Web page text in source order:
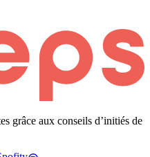
grâce aux conseils d’initiés de